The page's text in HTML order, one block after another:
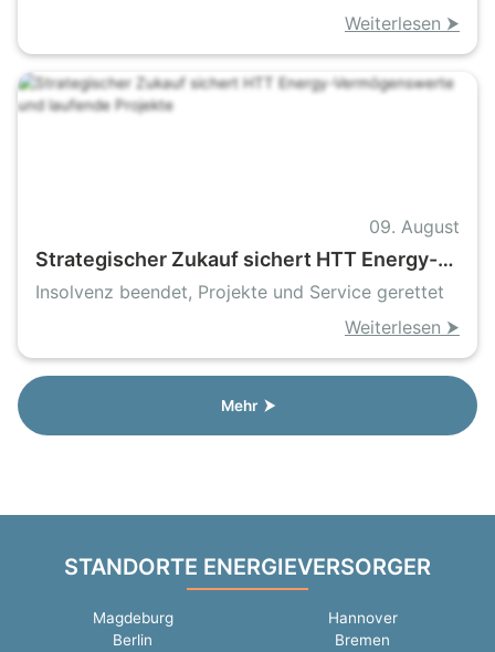
Weiterlesen ⮞
09. August
Strategischer Zukauf sichert HTT Energy-
Vermögenswerte und laufende Projekte
Insolvenz beendet, Projekte und Service gerettet
Weiterlesen ⮞
Mehr ⮞
STANDORTE ENERGIEVERSORGER
Magdeburg
Hannover
Berlin
Bremen